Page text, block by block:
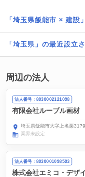
「埼玉県飯能市 × 建設
「埼玉県」の最近設立
周辺の法人
法人番号：8030002121098
有限会社ルーブル画材
埼玉県飯能市大字上名栗
業界未設定
法人番号：8030001098593
株式会社エミコ・デザ